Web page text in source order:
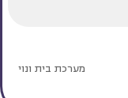
מערכת בית ונוי